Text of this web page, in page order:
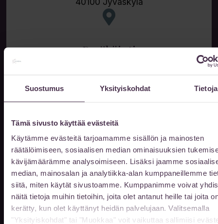
Suostumus Yksityiskohdat Tietoja
Tämä sivusto käyttää evästeitä
Käytämme evästeitä tarjoamamme sisällön ja mainosten
räätälöimiseen, sosiaalisen median ominaisuuksien
kävijämäärämme analysoimiseen. Lisäksi jaamme
median, mainosalan ja analytiikka-alan kumppaneillemme
siitä, miten käytät sivustoamme. Kumppanimme voivat
näitä tietoja muihin tietoihin, joita olet antanut heille tai joita
kerätty, kun olet käyttänyt heidän palvelujaan. Valitsemalla
"Yksityiskohdat" tai "Muokkaa" voit vaikuttaa sallimiisi
Pysäköinti
tai
Aukioloajat
Vastaanottomme on auki ajanvarauksella
arkisin klo 10-20. Muina aikoina
sopimuksen mukaan.